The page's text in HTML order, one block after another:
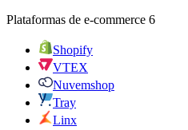
Plataformas de e‑commerce 6
Shopify
VTEX
Nuvemshop
Tray
Linx